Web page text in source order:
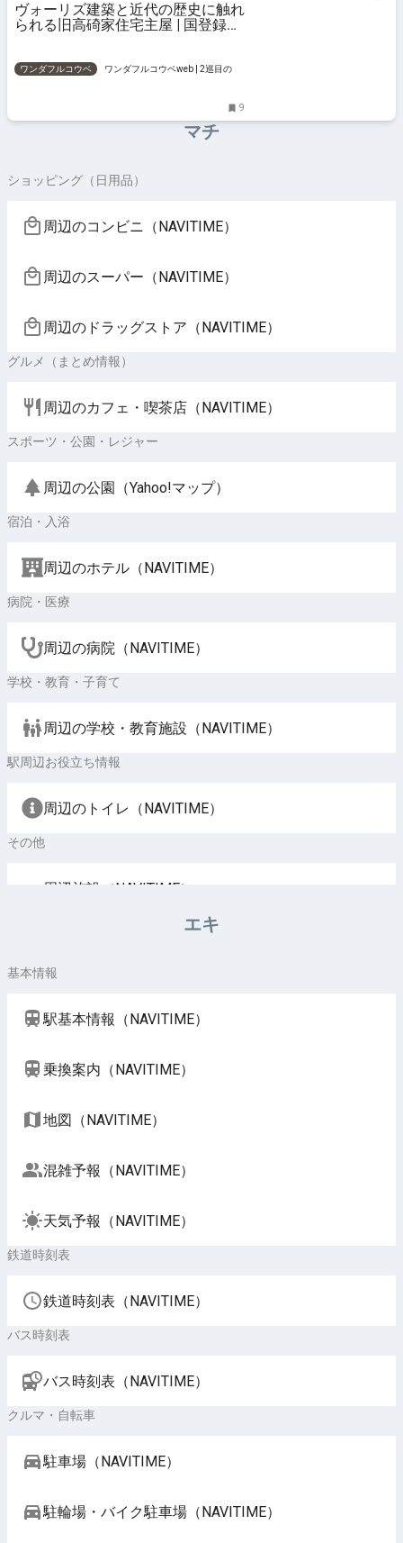
ヴォーリズ建築と近代の歴史に触れ
られる旧高碕家住宅主屋 | 国登録有
ワンダフルコウベ
ワンダフルコウベweb | 2巡目の神
9
マチ
ショッピング（日用品）
周辺のコンビニ（NAVITIME）
周辺のスーパー（NAVITIME）
周辺のドラッグストア（NAVITIME）
グルメ（まとめ情報）
周辺のカフェ・喫茶店（NAVITIME）
スポーツ・公園・レジャー
周辺の公園（Yahoo!マップ）
宿泊・入浴
周辺のホテル（NAVITIME）
病院・医療
周辺の病院（NAVITIME）
学校・教育・子育て
周辺の学校・教育施設（NAVITIME）
駅周辺お役立ち情報
周辺のトイレ（NAVITIME）
その他
周辺施設（NAVITIME）
エキ
基本情報
駅基本情報（NAVITIME）
乗換案内（NAVITIME）
地図（NAVITIME）
混雑予報（NAVITIME）
天気予報（NAVITIME）
鉄道時刻表
鉄道時刻表（NAVITIME）
バス時刻表
バス時刻表（NAVITIME）
クルマ・自転車
駐車場（NAVITIME）
駐輪場・バイク駐車場（NAVITIME）